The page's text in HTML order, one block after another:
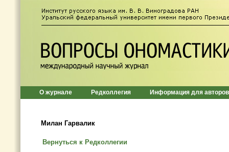
О журнале Редколлегия Информация для авторов
Милан Гарвалик
Вернуться к Редколлегии